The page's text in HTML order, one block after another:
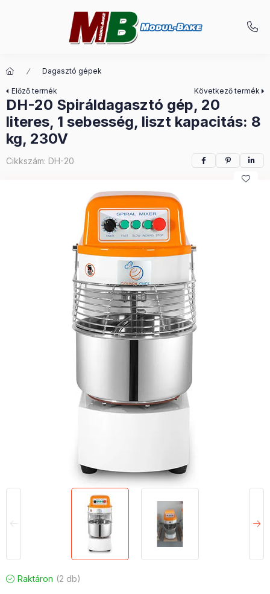
Dagasztó gépek
Előző termék Következő termék
DH-20 Spiráldagasztó gép, 20
literes, 1 sebesség, liszt kapacitás: 8
kg, 230V
Cikkszám: DH-20
Raktáron 2 db